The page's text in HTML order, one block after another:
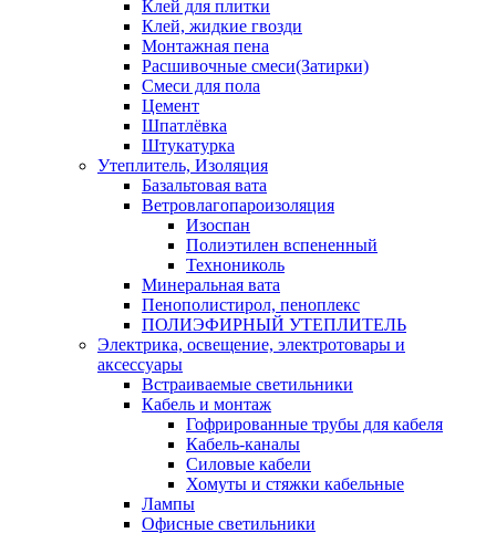
Клей для плитки
Клей, жидкие гвозди
Монтажная пена
Расшивочные смеси(Затирки)
Смеси для пола
Цемент
Шпатлёвка
Штукатурка
Утеплитель, Изоляция
Базальтовая вата
Ветровлагопароизоляция
Изоспан
Полиэтилен вспененный
Технониколь
Минеральная вата
Пенополистирол, пеноплекс
ПОЛИЭФИРНЫЙ УТЕПЛИТЕЛЬ
Электрика, освещение, электротовары и
аксессуары
Встраиваемые светильники
Кабель и монтаж
Гофрированные трубы для кабеля
Кабель-каналы
Силовые кабели
Хомуты и стяжки кабельные
Лампы
Офисные светильники